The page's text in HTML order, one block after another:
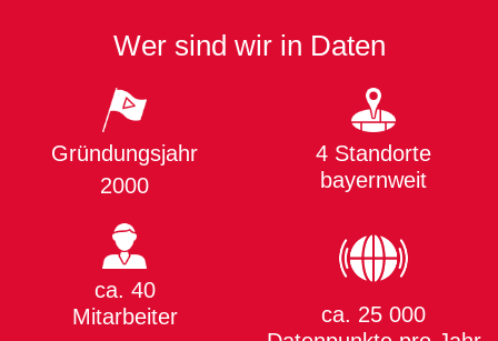
Wer sind wir in Daten
Gründungsjahr
2000
4 Standorte
bayernweit
ca. 40
Mitarbeiter
ca. 25 000